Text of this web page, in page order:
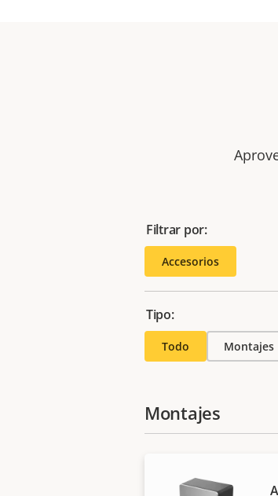
Filtrar por:
Accesorios
Tipo:
Todo Montajes
Montajes